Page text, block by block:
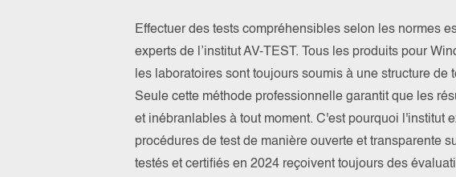
Effectuer des tests compréhensibles selon les normes
experts de l’institut AV-TEST. Tous les produits pour
les laboratoires sont toujours soumis à une structure de
Seule cette méthode professionnelle garantit que les
et inébranlables à tout moment. C'est pourquoi l'institut
procédures de test de manière ouverte et transparente
testés et certifiés en 2024 reçoivent toujours des